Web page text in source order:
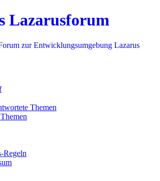
Lazarusforum
zur Entwicklungsumgebung Lazarus
Themen
Regeln